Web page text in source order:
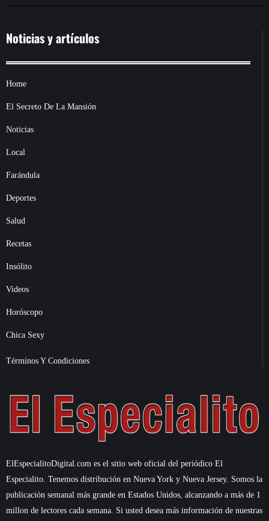
Noticias y artículos
Home
El Secreto De La Mansión
Noticias
Local
Farándula
Deportes
Salud
Recetas
Insólito
Videos
Horóscopo
Chica Sexy
Términos Y Condiciones
ElEspecialitoDigital.com es el sitio web oficial del periódico El
Especialito. Tenemos distribución en Nueva York y Nueva Jersey. Somos la
publicación semanal más grande en Estados Unidos, alcanzando a más de 1
millon de lectores cada semana. Si usted desea más información de nuestras